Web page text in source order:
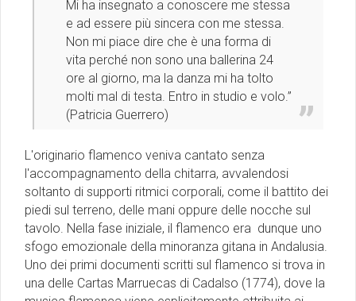
Mi ha insegnato a conoscere me stessa
e ad essere più sincera con me stessa.
Non mi piace dire che è una forma di
vita perché non sono una ballerina 24
ore al giorno, ma la danza mi ha tolto
molti mal di testa. Entro in studio e volo.”
(Patricia Guerrero)
L'originario flamenco veniva cantato senza
l'accompagnamento della chitarra, avvalendosi
soltanto di supporti ritmici corporali, come il battito dei
piedi sul terreno, delle mani oppure delle nocche sul
tavolo. Nella fase iniziale, il flamenco era dunque uno
sfogo emozionale della minoranza gitana in Andalusia.
Uno dei primi documenti scritti sul flamenco si trova in
una delle Cartas Marruecas di Cadalso (1774), dove la